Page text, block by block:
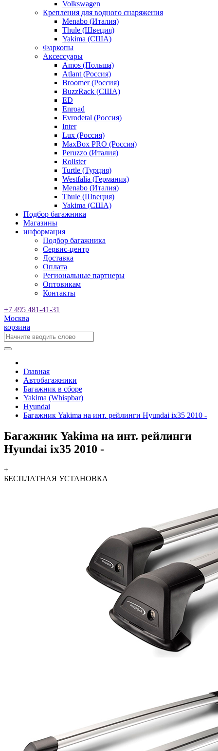
Volkswagen
Крепления для водного снаряжения
Menabo (Италия)
Thule (Швеция)
Yakima (США)
Фаркопы
Аксессуары
Amos (Польша)
Atlant (Россия)
Broomer (Россия)
BuzzRack (США)
ED
Enroad
Evrodetal (Россия)
Inter
Lux (Россия)
MaxBox PRO (Россия)
Peruzzo (Италия)
Rollster
Turtle (Турция)
Westfalia (Германия)
Menabo (Италия)
Thule (Швеция)
Yakima (США)
Подбор багажника
Магазины
информация
Подбор багажника
Сервис-центр
Доставка
Оплата
Региональные партнеры
Оптовикам
Контакты
+7 495 481-41-31
Москва
корзина
Главная
Автобагажники
Багажник в сборе
Yakima (Whispbar)
Hyundai
Багажник Yakima на инт. рейлинги Hyundai ix35 2010 -
Багажник Yakima на инт. рейлинги
Hyundai ix35 2010 -
+
БЕСПЛАТНАЯ УСТАНОВКА